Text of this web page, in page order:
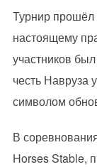
Турнир прошёл
настоящему
участников
честь
символом
В
Horses Stable,